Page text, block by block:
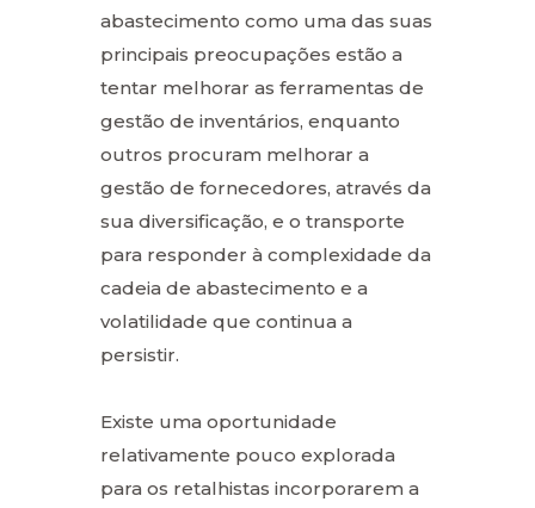
abastecimento como uma das suas
principais preocupações estão a
tentar melhorar as ferramentas de
gestão de inventários, enquanto
outros procuram melhorar a
gestão de fornecedores, através da
sua diversificação, e o transporte
para responder à complexidade da
cadeia de abastecimento e a
volatilidade que continua a
persistir.
Existe uma oportunidade
relativamente pouco explorada
para os retalhistas incorporarem a